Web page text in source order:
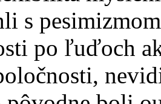
s
po ľuďoch